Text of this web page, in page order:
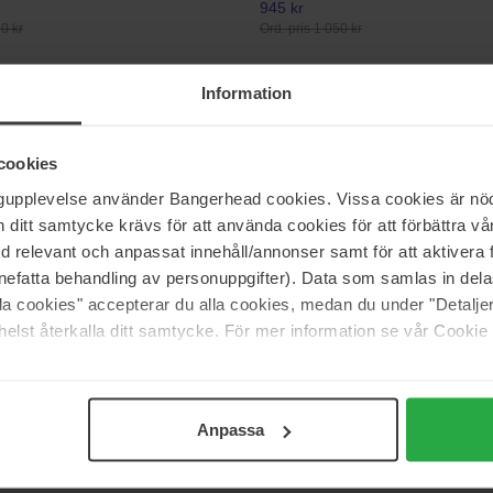
Information
använder Bangerhead cookies. Vissa cookies är
ditt samtycke krävs för att använda cookies för att förbättra
relevant och anpassat innehåll/annonser samt för att aktivera
behandling av personuppgifter). Data som samlas in
cookies" accepterar du alla cookies, medan du under
återkalla ditt samtycke. För mer information se vår
Anpassa
kr
945 kr
Ord. pris 1 050 kr
kr
Amouage
Ord. pris 4 540 kr
GAULTIER
Parfum Her
Hugo Boss
Boss The Scent For Her
30 ml